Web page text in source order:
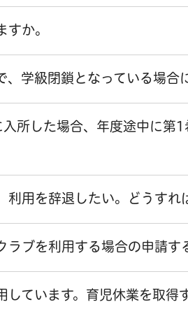
すか。
、学級閉鎖となっている場
所した場合、年度途中に第
用を辞退したい。どうすれ
ブを利用する場合の申請す
しています。育児休業を取